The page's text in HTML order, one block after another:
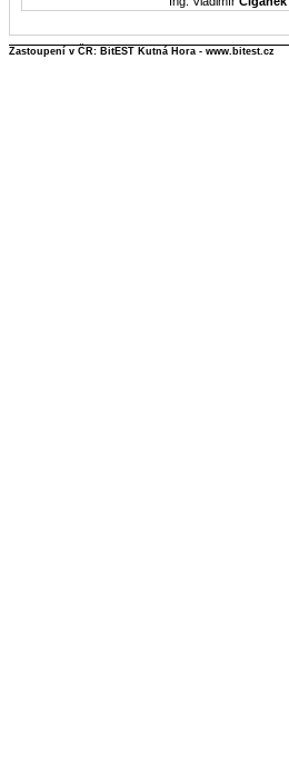
Zastoupení v ČR: BitEST Kutná Hora - www.bitest.cz